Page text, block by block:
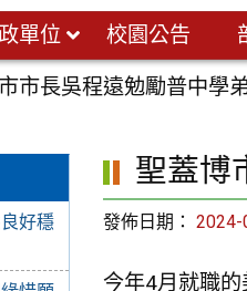
單位 校園公告
市長吳程遠勉勵普中
好穩
聖蓋博
發佈日期： 2024-
今年4月就職